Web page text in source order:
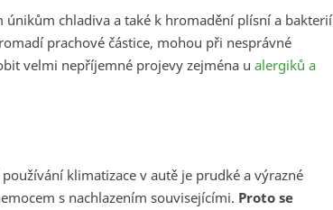
chladiva a také k hromadění plísní a bakterií
prachové částice, mohou při nesprávné
velmi nepříjemné projevy zejména u alergiků a
klimatizace v autě je prudké a výrazné
s nachlazením souvisejícími. Proto se